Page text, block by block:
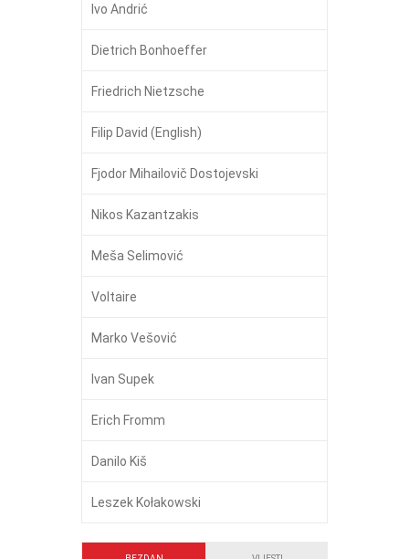
Ivo Andrić
Dietrich Bonhoeffer
Friedrich Nietzsche
Filip David (English)
Fjodor Mihailovič Dostojevski
Nikos Kazantzakis
Meša Selimović
Voltaire
Marko Vešović
Ivan Supek
Erich Fromm
Danilo Kiš
Leszek Kołakowski